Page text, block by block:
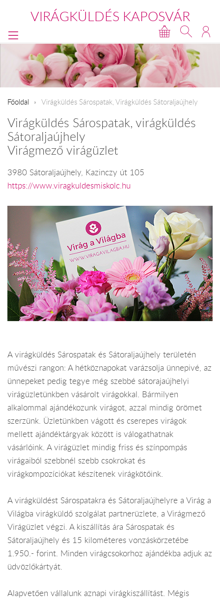
VIRÁGKÜLDÉS KAPOSVÁR
Főoldal Virágküldés Sárospatak, Virágküldés Sátoraljaújhely
Virágküldés Sárospatak, virágküldés
Sátoraljaújhely
Virágmező virágüzlet
3980 Sátoraljaújhely, Kazinczy út 105
https://www.viragkuldesmiskolc.hu
A virágküldés Sárospatak és Sátoraljaújhely területén
művészi rangon: A hétköznapokat varázsolja ünnepivé, az
ünnepeket pedig tegye még szebbé sátorajaújhelyi
virágüzletünkben vásárolt virágokkal. Bármilyen
alkalommal ajándékozunk virágot, azzal mindig örömet
szerzünk. Üzletünkben vágott és cserepes virágok
mellett ajándéktárgyak között is válogathatnak
vásárlóink. A virágüzlet mindig friss és színpompás
virágaiból szebbnél szebb csokrokat és
virágkompozíciókat készítenek virágkötőink.
A virágküldést Sárospatakra és Sátoraljaújhelyre a Virág a
Világba virágküldő szolgálat partnerüzlete, a Virágmező
Virágüzlet végzi. A kiszállítás ára Sárospatak és
Sátoraljaújhely és 15 kilométeres vonzáskörzetébe
1.950.- forint. Minden virágcsokorhoz ajándékba adjuk az
üdvözlőkártyát.
Alapvetően vállalunk aznapi virágkiszállítást. Mégis